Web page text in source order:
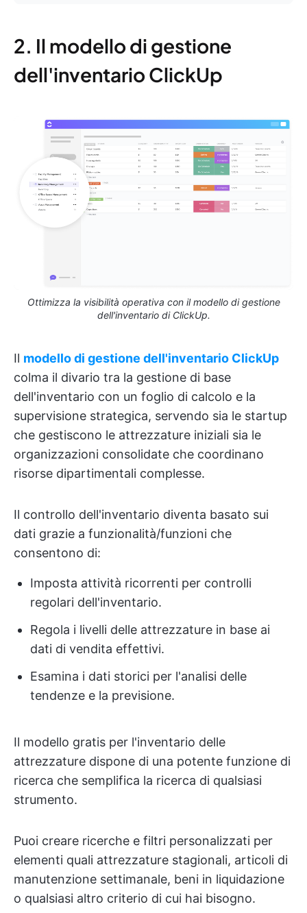
2. Il modello di gestione
dell'inventario ClickUp
Ottimizza la visibilità operativa con il modello di gestione
dell'inventario di ClickUp.
Il modello di gestione dell'inventario ClickUp
colma il divario tra la gestione di base
dell'inventario con un foglio di calcolo e la
supervisione strategica, servendo sia le startup
che gestiscono le attrezzature iniziali sia le
organizzazioni consolidate che coordinano
risorse dipartimentali complesse.
Il controllo dell'inventario diventa basato sui
dati grazie a funzionalità/funzioni che
consentono di:
Imposta attività ricorrenti per controlli
regolari dell'inventario.
Regola i livelli delle attrezzature in base ai
dati di vendita effettivi.
Esamina i dati storici per l'analisi delle
tendenze e la previsione.
Il modello gratis per l'inventario delle
attrezzature dispone di una potente funzione di
ricerca che semplifica la ricerca di qualsiasi
strumento.
Puoi creare ricerche e filtri personalizzati per
elementi quali attrezzature stagionali, articoli di
manutenzione settimanale, beni in liquidazione
o qualsiasi altro criterio di cui hai bisogno.